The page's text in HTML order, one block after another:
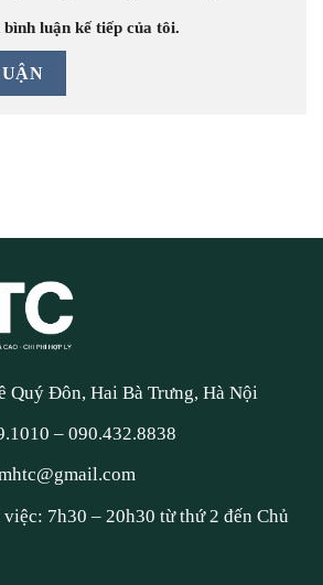
luận kế tiếp của tôi.
Quý Đôn, Hai Bà Trưng, Hà Nội
–090.432.8838
7h30 – 20h30 từ thứ 2 đến Chủ